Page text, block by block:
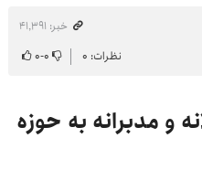
خبر: ۴۱٬۳۹۱
نظرات: ۰ ۰-۰
و مدبرانه به حوزه